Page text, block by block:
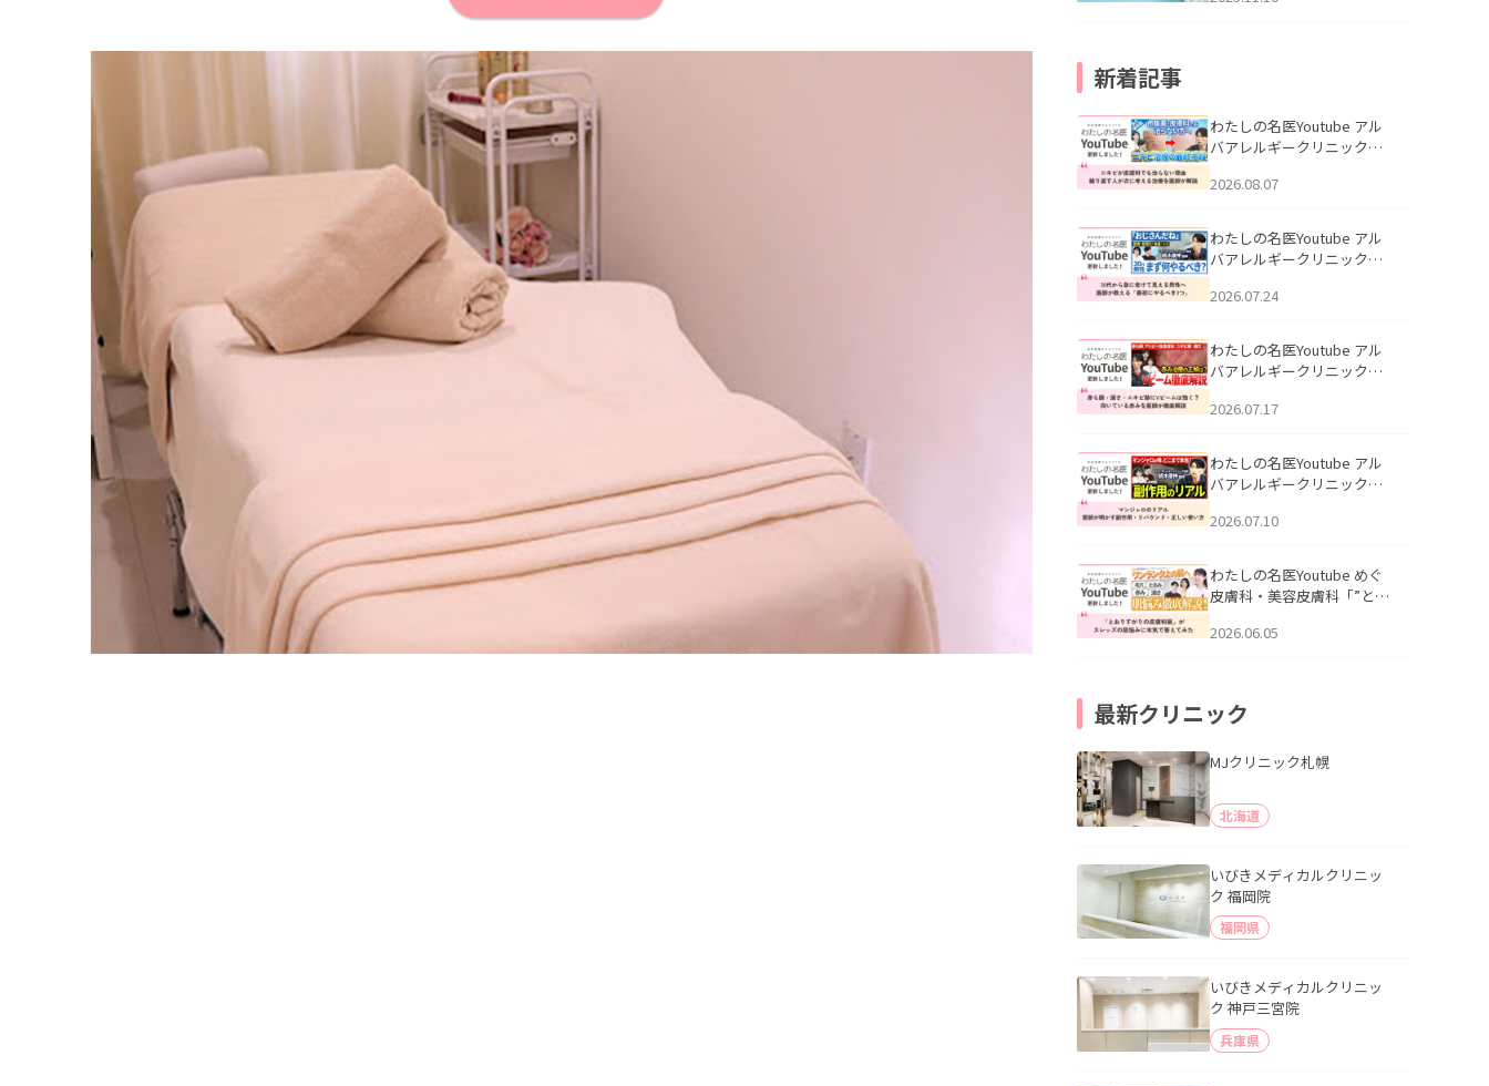
新着記事
わたしの名医Youtube アル
バアレルギークリニック札
らない理由｜繰り返す人が
説」を公開いたしました。
2026.08.07
わたしの名医Youtube アル
バアレルギークリニック札
える男性へ｜医師が教える
公開いたしました。
2026.07.24
わたしの名医Youtube アル
バアレルギークリニック札
跡にVビームは効く？向いて
説」を公開いたしました。
2026.07.17
わたしの名医Youtube アル
バアレルギークリニック札
医師が明かす副作用・リバ
公開いたしました。
2026.07.10
わたしの名医Youtube めぐ
皮膚科・美容皮膚科「”とお
ッズの肌悩みに本気で答え
2026.06.05
最新クリニック
MJクリニック札幌
北海道
いびきメディカルクリニッ
ク 福岡院
福岡県
いびきメディカルクリニッ
ク 神戸三宮院
兵庫県